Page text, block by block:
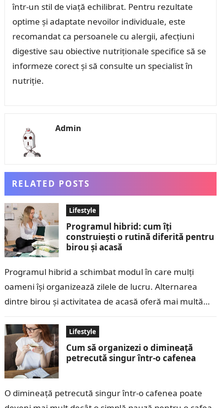
într-un stil de viață echilibrat. Pentru rezultate
optime și adaptate nevoilor individuale, este
recomandat ca persoanele cu alergii, afecțiuni
digestive sau obiective nutriționale specifice să se
informeze corect și să consulte un specialist în
nutriție.
Admin
RELATED POSTS
Lifestyle
Programul hibrid: cum îți
construiești o rutină diferită pentru
birou și acasă
Programul hibrid a schimbat modul în care mulți
oameni își organizează zilele de lucru. Alternarea
dintre birou și activitatea de acasă oferă mai multă
Lifestyle
Cum să organizezi o dimineață
petrecută singur într-o cafenea
O dimineață petrecută singur într-o cafenea poate